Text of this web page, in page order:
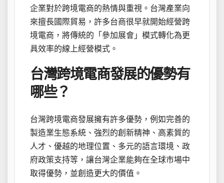
企業對於跨境電商的熱情與重視。台灣產業向
來擅長國際貿易，許多台商很早就開始經營跨
境電商，將傳統的「參加展會」模式轉化為更
具效率的線上經營模式。
台灣跨境電商發展的優勢有
哪些？
台灣跨境電商發展擁有許多優勢，例如完善的
製造業生態系統、強烈的創新精神、高素質的
人才、優越的地理位置、多元的語言環境、政
府政策支持等，讓台灣企業能夠在全球市場中
取得優勢，並創造更大的價值。